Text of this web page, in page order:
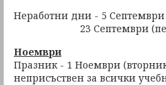
Неработни дни - 5
23 Септември (петък) -
Ноември
Празник - 1 Ноември
неприсъствен за всички